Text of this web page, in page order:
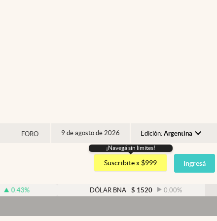
FORO 9 de agosto de 2026 Edición: Argentina
Argentina
España
USA
¡Navegá sin limites!
Suscribite x $999 Ingresá
DÓLAR BNA $ 1520 0.00%